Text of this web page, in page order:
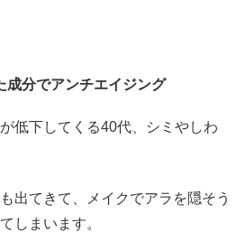
成分でアンチエイジング
低下してくる40代、シミやしわ
出てきて、メイクでアラを隠そう
しまいます。